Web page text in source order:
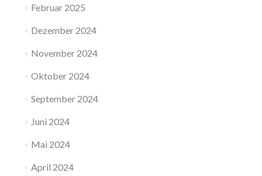
Februar 2025
Dezember 2024
November 2024
Oktober 2024
September 2024
Juni 2024
Mai 2024
April 2024